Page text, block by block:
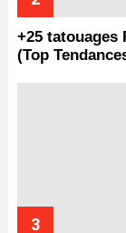
+25
(Top